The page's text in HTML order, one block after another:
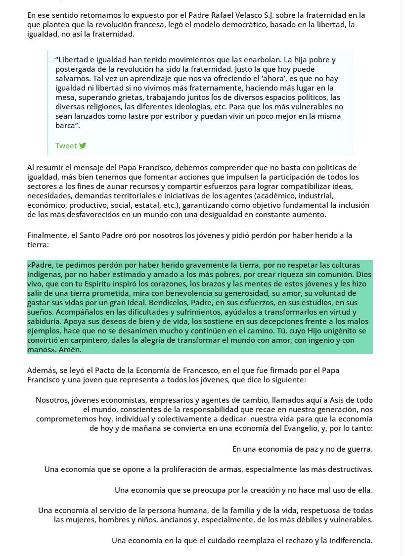
En ese sentido retomamos lo expuesto por el Padre Rafael Velasco S.J. sobre la fraternidad en la
que plantea que la revolución francesa, legó el modelo democrático, basado en la libertad, la
igualdad, no así la fraternidad.
“Libertad e igualdad han tenido movimientos que las enarbolan. La hija pobre y
postergada de la revolución ha sido la fraternidad. Justo la que hoy puede
salvarnos. Tal vez un aprendizaje que nos va ofreciendo el ‘ahora’, es que no hay
igualdad ni libertad si no vivimos más fraternamente, haciendo más lugar en la
mesa, superando grietas, trabajando juntos los de diversos espacios políticos, las
diversas religiones, las diferentes ideologías, etc. Para que los más vulnerables no
sean lanzados como lastre por estribor y puedan vivir un poco mejor en la misma
barca”.
Tweet
Al resumir el mensaje del Papa Francisco, debemos comprender que no basta con políticas de
igualdad, más bien tenemos que fomentar acciones que impulsen la participación de todos los
sectores a los fines de aunar recursos y compartir esfuerzos para lograr compatibilizar ideas,
necesidades, demandas territoriales e iniciativas de los agentes (académico, industrial,
económico, productivo, social, estatal, etc.), garantizando como objetivo fundamental la inclusión
de los más desfavorecidos en un mundo con una desigualdad en constante aumento.
Finalmente, el Santo Padre oró por nosotros los jóvenes y pidió perdón por haber herido a la
tierra:
«Padre, te pedimos perdón por haber herido gravemente la tierra, por no respetar las culturas
indígenas, por no haber estimado y amado a los más pobres, por crear riqueza sin comunión. Dios
vivo, que con tu Espíritu inspiró los corazones, los brazos y las mentes de estos jóvenes y les hizo
salir de una tierra prometida, mira con benevolencia su generosidad, su amor, su voluntad de
gastar sus vidas por un gran ideal. Bendícelos, Padre, en sus esfuerzos, en sus estudios, en sus
sueños. Acompáñalos en las dificultades y sufrimientos, ayúdalos a transformarlos en virtud y
sabiduría. Apoya sus deseos de bien y de vida, los sostiene en sus decepciones frente a los malos
ejemplos, hace que no se desanimen mucho y continúen en el camino. Tú, cuyo Hijo unigénito se
convirtió en carpintero, dales la alegría de transformar el mundo con amor, con ingenio y con
manos». Amén.
Además, se leyó el Pacto de la Economía de Francesco, en el que fue firmado por el Papa
Francisco y una joven que representa a todos los jóvenes, que dice lo siguiente:
Nosotros, jóvenes economistas, empresarios y agentes de cambio, llamados aquí a Asís de todo
el mundo, conscientes de la responsabilidad que recae en nuestra generación, nos
comprometemos hoy, individual y colectivamente a dedicar nuestra vida para que la economía
de hoy y de mañana se convierta en una economía del Evangelio, y, por lo tanto:
En una economía de paz y no de guerra.
Una economía que se opone a la proliferación de armas, especialmente las más destructivas.
Una economía que se preocupa por la creación y no hace mal uso de ella.
Una economía al servicio de la persona humana, de la familia y de la vida, respetuosa de todas
las mujeres, hombres y niños, ancianos y, especialmente, de los más débiles y vulnerables.
Una economía en la que el cuidado reemplaza el rechazo y la indiferencia.